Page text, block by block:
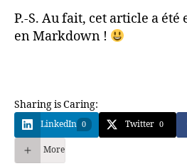
P.-S. Au fait, cet article a
en Markdown !
Sharing is Caring:
LinkedIn 0 Twitter 0
More